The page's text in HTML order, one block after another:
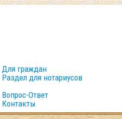
Для граждан
Раздел для нотариусов
Вопрос-Ответ
Контакты